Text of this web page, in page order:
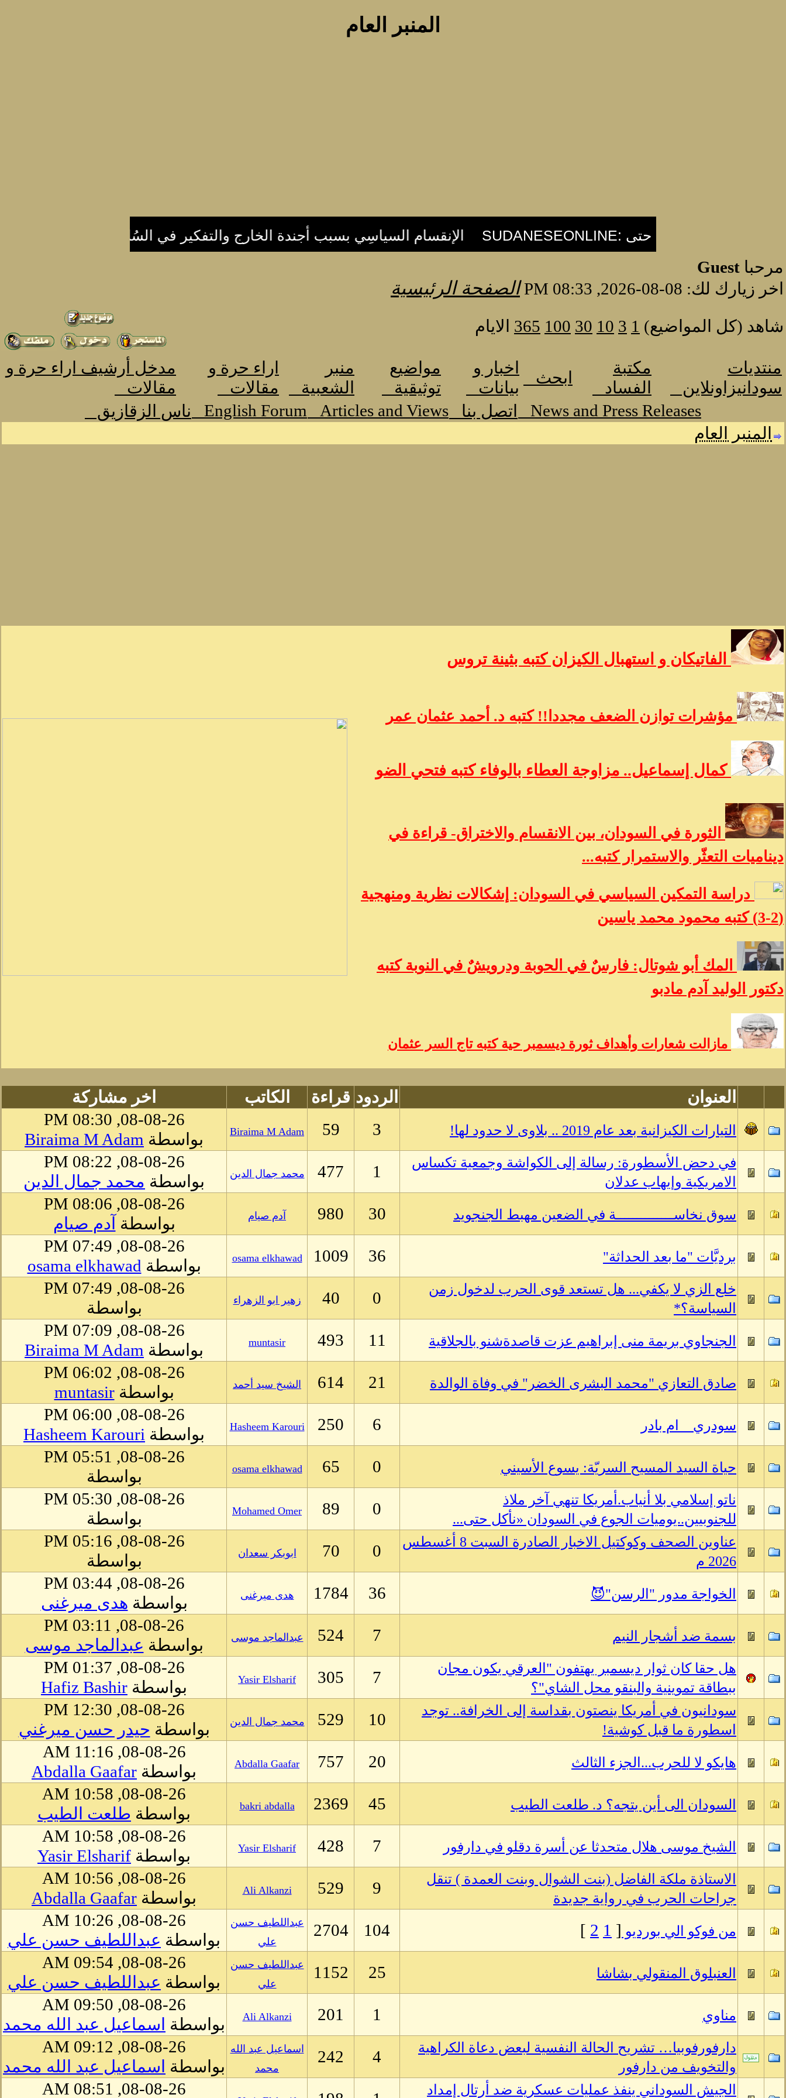
المنبر العام
مرحبا Guest
اخر زيارك لك: 08-08-2026, 08:33 PM
الصفحة الرئيسية
شاهد (كل المواضيع) 1
3
10
30
100
365 الايام
منتديات
سودانيزاونلاين
مكتبة
الفساد
ابحث
اخبار و
بيانات
مواضيع
توثيقية
منبر
الشعبية
اراء حرة و
مقالات
مدخل أرشيف اراء حرة و
مقالات
News and Press Releases
اتصل بنا Articles and Views
English Forum
ناس الزقازيق
المنبر العام
الفاتيكان و استهبال الكيزان كتبه بثينة تروس
مؤشرات توازن الضعف مجددا!! كتبه د. أحمد عثمان عمر
كمال إسماعيل.. مزاوجة العطاء بالوفاء كتبه فتحي الضو
الثورة في السودان، بين الانقسام والاختراق- قراءة في
ديناميات التعثّر والاستمرار كتبه...
دراسة التمكين السياسي في السودان: إشكالات نظرية ومنهجية
(2-3) كتبه محمود محمد ياسين
المك أبو شوتال: فارسٌ في الحوبة ودرويشٌ في النوبة كتبه
دكتور الوليد آدم مادبو
مازالت شعارات وأهداف ثورة ديسمبر حية كتبه تاج السر عثمان
العنوان الردود قراءة الكاتب اخر مشاركة
التيارات الكيزانية بعد عام 2019 .. بلاوى لا حدود لها! 3
59
Biraima M Adam
08-08-26, 08:30 PM
بواسطة Biraima M Adam
في دحض الأسطورة: رسالة إلى الكواشة وجمعية تكساس
الامريكية وإيهاب عدلان
1
477 محمد جمال الدين
08-08-26, 08:22 PM
بواسطة محمد جمال الدين
سوق نخاســــــــــــــة في الضعين مهبط الجنجويد 30
980 آدم صيام
08-08-26, 08:06 PM
بواسطة آدم صيام
برديَّات "ما بعد الحداثة" 36
1009
osama elkhawad
08-08-26, 07:49 PM
بواسطة osama elkhawad
خلع الزي لا يكفي... هل تستعد قوى الحرب لدخول زمن
السياسة؟*
0
40 زهير ابو الزهراء
08-08-26, 07:49 PM
بواسطة
الجنجاوي بريمة منى إبراهيم عزت قاصدةشنو بالجلاقية 11
493
muntasir
08-08-26, 07:09 PM
بواسطة Biraima M Adam
صادق التعازي "محمد البشرى الخضر" في وفاة الوالدة 21
614 الشيخ سيد أحمد
08-08-26, 06:02 PM
بواسطةmuntasir
سودري _ ام بادر 6
250
Hasheem Karouri
08-08-26, 06:00 PM
بواسطة Hasheem Karouri
حياة السيد المسيح السريّة: يسوع الأسيني 0
65
osama elkhawad
08-08-26, 05:51 PM
بواسطة
ناتو إسلامي بلا أنياب.أمريكا تنهي آخر ملاذ
للجنوبيين..يوميات الجوع في السودان «نأكل حتى...
0
89
Mohamed Omer
08-08-26, 05:30 PM
بواسطة
عناوين الصحف وكوكتيل الاخبار الصادرة السبت 8 أغسطس
2026 م
0
70 ابوبكر سعدان
08-08-26, 05:16 PM
بواسطة
الخواجة مدور "الرسن"😈 36
1784 هدى ميرغنى
08-08-26, 03:44 PM
بواسطة هدى ميرغنى
بسمة ضد أشجار النيم 7
524 عبدالماجد موسى
08-08-26, 03:11 PM
بواسطة عبدالماجد موسى
هل حقا كان ثوار ديسمبر يهتفون "العرقي يكون مجان
ببطاقة تموينية والبنقو محل الشاي"؟
7
305
Yasir Elsharif
08-08-26, 01:37 PM
بواسطة Hafiz Bashir
سودانيون في أمريكا ينصتون بقداسة إلى الخرافة.. توجد
اسطورة ما قبل كوشية!
10
529 محمد جمال الدين
08-08-26, 12:30 PM
بواسطة حيدر حسن ميرغني
هايكو لا للحرب...الجزء الثالث 20
757
Abdalla Gaafar
08-08-26, 11:16 AM
بواسطة Abdalla Gaafar
السودان الى أين يتجه؟ د. طلعت الطيب 45
2369
bakri abdalla
08-08-26, 10:58 AM
بواسطة طلعت الطيب
الشيخ موسى هلال متحدثا عن أسرة دقلو في دارفور 7
428
Yasir Elsharif
08-08-26, 10:58 AM
بواسطة Yasir Elsharif
الاستاذة ملكة الفاضل (بنت الشوال وبنت العمدة ) تنقل
جراحات الحرب في رواية جديدة
9
529
Ali Alkanzi
08-08-26, 10:56 AM
بواسطة Abdalla Gaafar
من فوكو الي بورديو [
1
2
]
104
2704
عبداللطيف حسن
علي
08-08-26, 10:26 AM
بواسطة عبداللطيف حسن علي
العنبلوق المنقولي بشاشا 25
1152
عبداللطيف حسن
علي
08-08-26, 09:54 AM
بواسطة عبداللطيف حسن علي
مناوي 1
201
Ali Alkanzi
08-08-26, 09:50 AM
بواسطة اسماعيل عبد الله محمد
دارفورفوبيا… تشريح الحالة النفسية لبعض دعاة الكراهية
والتخويف من دارفور
4
242
اسماعيل عبد الله
محمد
08-08-26, 09:12 AM
بواسطة اسماعيل عبد الله محمد
الجيش السوداني ينفذ عمليات عسكرية ضد أرتال إمداد 08-08-26, 08:51 AM